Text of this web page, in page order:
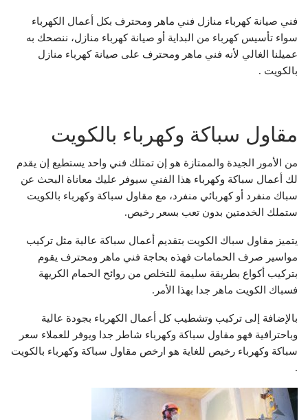
فني صيانة كهرباء منازل فني ماهر ومحترف بكل أعمال الكهرباء
سواء تأسيس كهرباء من البداية أو صيانة كهرباء منازل، ننصحك به
عميلنا الغالي لأنه فني ماهر ومحترف على صيانة كهرباء منازل
بالكويت .
مقاول سباكة وكهرباء بالكويت
من الأمور الجيدة والممتازة هو إن تمتلك فني واحد يستطيع إن يقدم
لك أعمال سباكة وكهرباء هذا الفني سيوفر عليك معاناة البحث عن
سباك منفرد أو كهربائي منفرد، مع مقاول سباكة وكهرباء بالكويت
ستملك الخدمتين بدون تعب بسعر رخيص.
يتميز مقاول سباك الكويت بتقديم أعمال سباكة عالية مثل تركيب
مواسير صرف الحمامات فهذه بحاجة فني ماهر ومحترف يقوم
بتركيب أكواع بطريقة سليمة للتخلص من روائح الحمام الكريهة
فسباك الكويت ماهر جدا بهذا الأمر.
بالإضافة إلى تركيب وتشطيب كل أعمال الكهرباء بجودة عالية
وباحترافية فهو مقاول سباكة وكهرباء شاطر جدا ويوفر للعملاء سعر
سباكة وكهرباء رخيص للغاية هو ارخص مقاول سباكة وكهرباء بالكويت
.